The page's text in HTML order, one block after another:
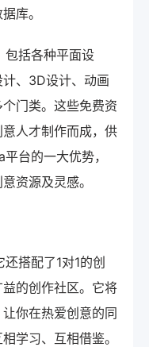
库。
包括各种平面设
、3D设计、动画
门类。这些免费资
人才制作而成，供
台的一大优势，
资源及灵感。
搭配了1对1的创
的创作社区。它将
你在热爱创意的同
学习、互相借鉴。